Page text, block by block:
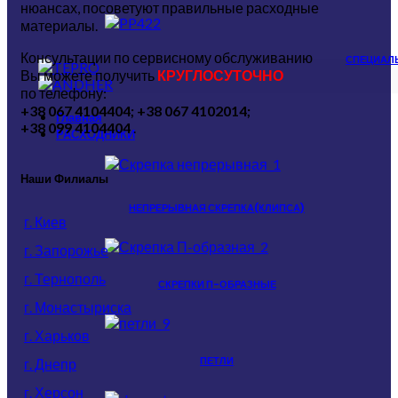
Главная
РАСХОДНИКИ
НЕПРЕРЫВНАЯ СКРЕПКА(КЛИПСА)
СКРЕПКИ П-ОБРАЗНЫЕ
ПЕТЛИ
нюансах, посоветуют правильные расходные
материалы.
Консультации по сервисному обслуживанию
Вы можете получить КРУГЛОСУТОЧНО
по телефону:
+38 067 4104404; +38 067 4102014;
+38 099 4104404.
Наши Филиалы
г. Киев
г. Запорожье
г. Тернополь
г. Монастыриска
г. Харьков
г. Днепр
г. Херсон